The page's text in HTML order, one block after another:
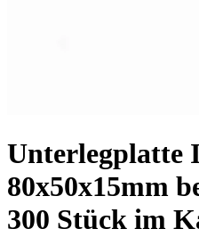
Unterlegplatte
80x50x15mm
300 Stück im